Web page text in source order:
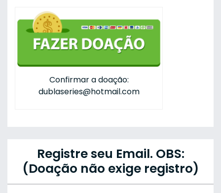
Confirmar a doação:
dublaseries@hotmail.com
Registre seu Email. OBS:
(Doação não exige registro)